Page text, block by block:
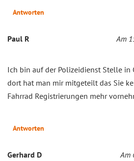
Antworten
Paul R Am
Ich bin auf der Polizeidienst Stelle in
dort hat man mir mitgeteilt das Sie
Fahrrad Registrierungen mehr
Antworten
Gerhard D Am